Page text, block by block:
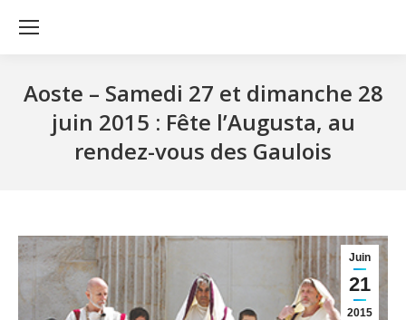
Aoste – Samedi 27 et dimanche 28
juin 2015 : Fête l’Augusta, au
rendez-vous des Gaulois
Juin
21
2015